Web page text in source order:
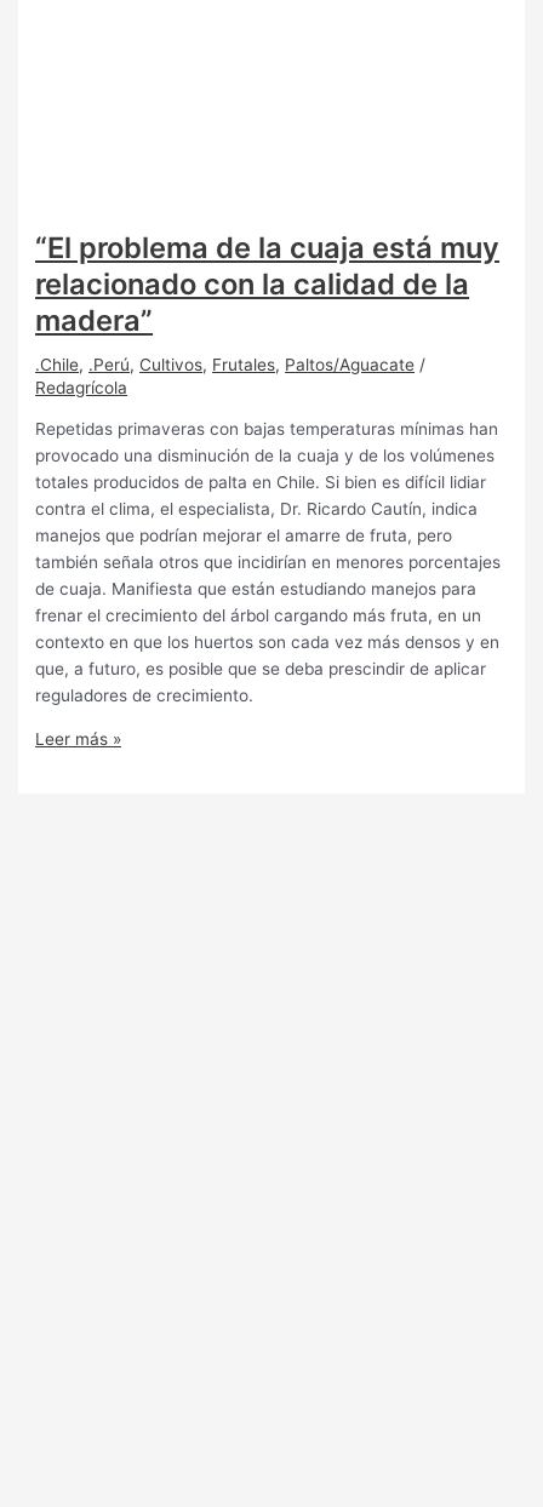
“El problema de la cuaja está muy
relacionado con la calidad de la
madera”
.Chile, .Perú, Cultivos, Frutales, Paltos/Aguacate /
Redagrícola
Repetidas primaveras con bajas temperaturas mínimas han
provocado una disminución de la cuaja y de los volúmenes
totales producidos de palta en Chile. Si bien es difícil lidiar
contra el clima, el especialista, Dr. Ricardo Cautín, indica
manejos que podrían mejorar el amarre de fruta, pero
también señala otros que incidirían en menores porcentajes
de cuaja. Manifiesta que están estudiando manejos para
frenar el crecimiento del árbol cargando más fruta, en un
contexto en que los huertos son cada vez más densos y en
que, a futuro, es posible que se deba prescindir de aplicar
reguladores de crecimiento.
Leer más »